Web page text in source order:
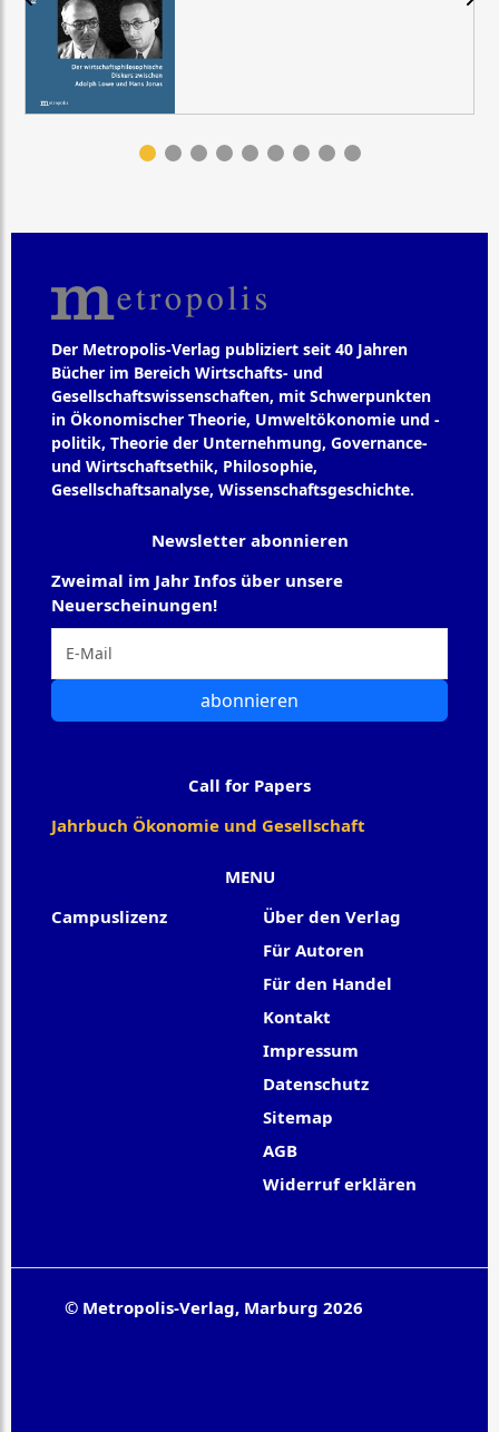
Der Metropolis-Verlag publiziert seit 40 Jahren
Bücher im Bereich Wirtschafts- und
Gesellschaftswissenschaften, mit Schwerpunkten
in Ökonomischer Theorie, Umweltökonomie und -
politik, Theorie der Unternehmung, Governance-
und Wirtschaftsethik, Philosophie,
Gesellschaftsanalyse, Wissenschaftsgeschichte.
MENU
Campuslizenz
Über den Verlag
Für Autoren
Für den Handel
Kontakt
Impressum
Datenschutz
Sitemap
AGB
Widerruf erklären
Newsletter abonnieren
Zweimal im Jahr Infos über unsere
Neuerscheinungen!
abonnieren
Call for Papers
Jahrbuch Ökonomie und Gesellschaft
© Metropolis-Verlag, Marburg 2026